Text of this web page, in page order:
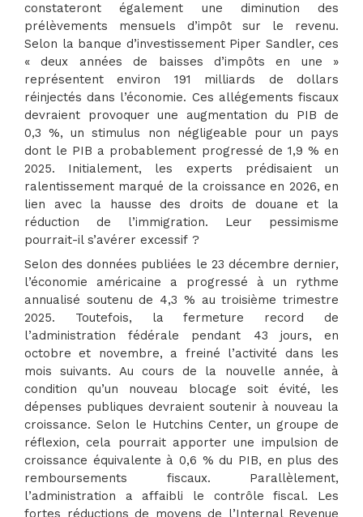
constateront également une diminution des
prélèvements mensuels d’impôt sur le revenu.
Selon la banque d’investissement Piper Sandler, ces
« deux années de baisses d’impôts en une »
représentent environ 191 milliards de dollars
réinjectés dans l’économie. Ces allégements fiscaux
devraient provoquer une augmentation du PIB de
0,3 %, un stimulus non négligeable pour un pays
dont le PIB a probablement progressé de 1,9 % en
2025. Initialement, les experts prédisaient un
ralentissement marqué de la croissance en 2026, en
lien avec la hausse des droits de douane et la
réduction de l’immigration. Leur pessimisme
pourrait-il s’avérer excessif ?
Selon des données publiées le 23 décembre dernier,
l’économie américaine a progressé à un rythme
annualisé soutenu de 4,3 % au troisième trimestre
2025. Toutefois, la fermeture record de
l’administration fédérale pendant 43 jours, en
octobre et novembre, a freiné l’activité dans les
mois suivants. Au cours de la nouvelle année, à
condition qu’un nouveau blocage soit évité, les
dépenses publiques devraient soutenir à nouveau la
croissance. Selon le Hutchins Center, un groupe de
réflexion, cela pourrait apporter une impulsion de
croissance équivalente à 0,6 % du PIB, en plus des
remboursements fiscaux. Parallèlement,
l’administration a affaibli le contrôle fiscal. Les
fortes réductions de moyens de l’Internal Revenue